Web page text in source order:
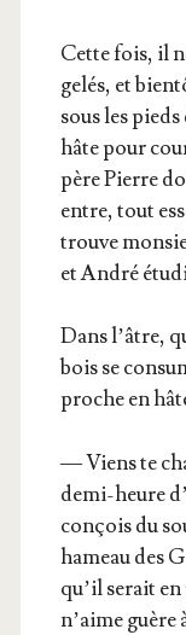
Cette fois, il
gelés, et
sous les
hâte pour
père Pierre
entre, tout
trouve
et André
Dans l’âtre,
bois se
proche en
— Viens te
demi-heure
conçois du
hameau des
qu’il serait
n’aime guère